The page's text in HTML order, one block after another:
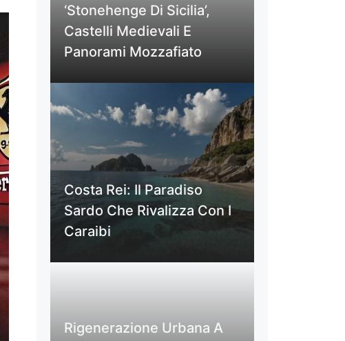
‘Stonehenge Di Sicilia’,
Castelli Medievali E
Panorami Mozzafiato
Costa Rei: Il Paradiso
Sardo Che Rivalizza Con I
Caraibi
Rigenerazione Urbana A